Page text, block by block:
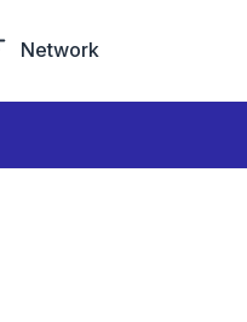
Network